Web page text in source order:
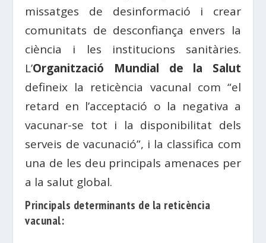
missatges de desinformació i crear
comunitats de desconfiança envers la
ciència i les institucions sanitàries.
L’Organització Mundial de la Salut
defineix la reticència vacunal com “el
retard en l’acceptació o la negativa a
vacunar-se tot i la disponibilitat dels
serveis de vacunació”, i la classifica com
una de les deu principals amenaces per
a la salut global.
Principals determinants de la reticència
vacunal: